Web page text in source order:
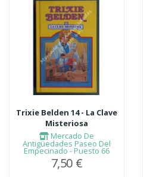
Trixie Belden 14 - La Clave
Misteriosa
Mercado De
Antigüedades Paseo Del
Empecinado - Puesto 66
7,50 €